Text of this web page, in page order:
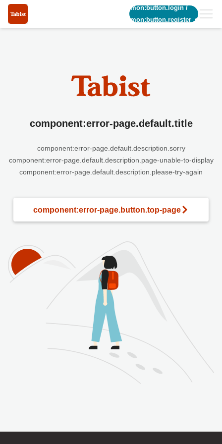
common:button.login/
common:button.register_short
component:error-page.default.title
component:error-page.default.description.sorry
component:error-page.default.description.page-unable-to-display
component:error-page.default.description.please-try-again
component:error-page.button.top-page